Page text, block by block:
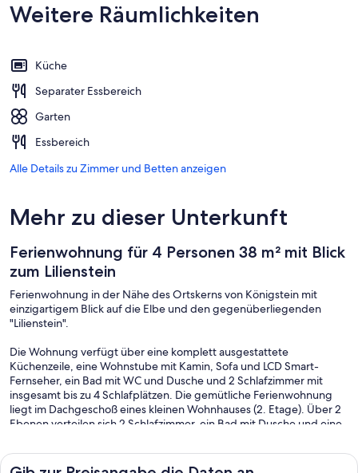
Weitere Räumlichkeiten
Küche
Separater Essbereich
Garten
Essbereich
Alle Details zu Zimmer und Betten anzeigen
Mehr zu dieser Unterkunft
Ferienwohnung für 4 Personen 38 m² mit Blick
zum Lilienstein
Ferienwohnung in der Nähe des Ortskerns von Königstein mit
einzigartigem Blick auf die Elbe und den gegenüberliegenden
"Lilienstein".
Die Wohnung verfügt über eine komplett ausgestattete
Küchenzeile, eine Wohnstube mit Kamin, Sofa und LCD Smart-
Fernseher, ein Bad mit WC und Dusche und 2 Schlafzimmer mit
insgesamt bis zu 4 Schlafplätzen. Die gemütliche Ferienwohnung
liegt im Dachgeschoß eines kleinen Wohnhauses (2. Etage). Über 2
Ebenen verteilen sich 2 Schlafzimmer, ein Bad mit Dusche und eine
befindet sich der Eingangsbereich und das 1. Schlafzimmer. Eine
innenliegende Treppe führt in die 2. Ebene (Dachgeschoß). Hier